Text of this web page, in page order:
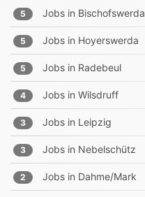
5 Jobs in Bischofswerda
5 Jobs in Hoyerswerda
5 Jobs in Radebeul
4 Jobs in Wilsdruff
3 Jobs in Leipzig
3 Jobs in Nebelschütz
2 Jobs in Dahme/Mark